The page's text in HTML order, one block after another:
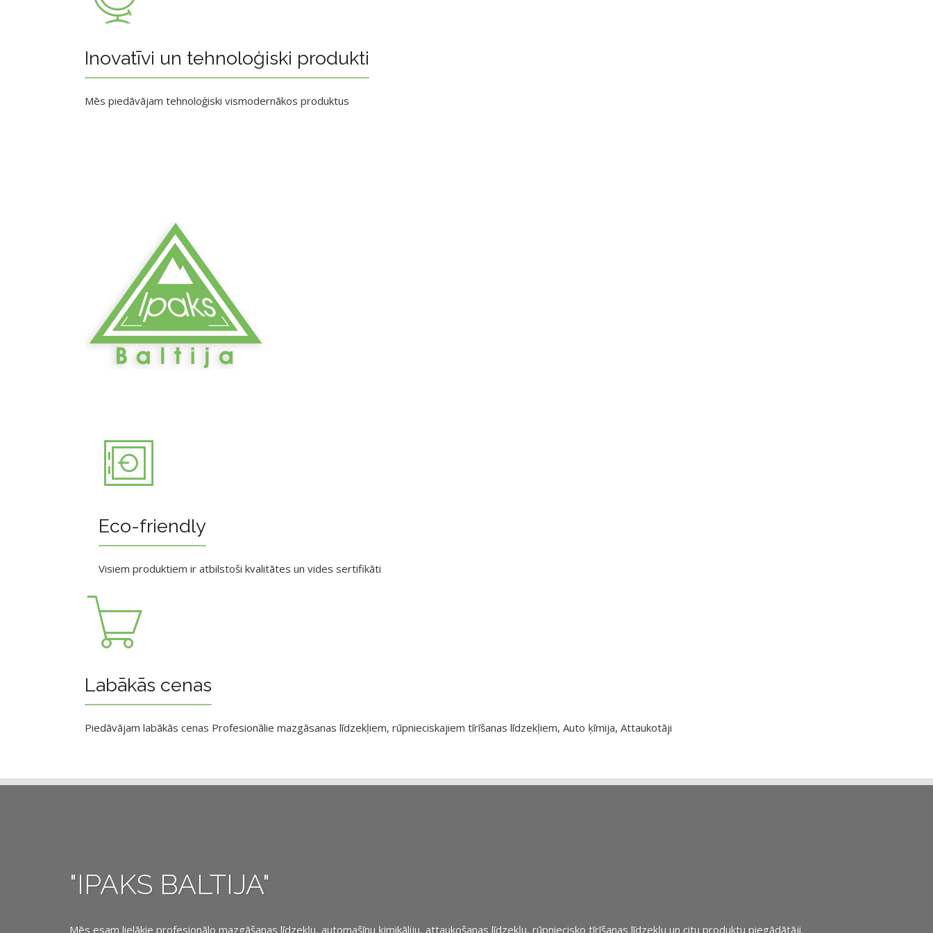
Inovatīvi un tehnoloģiski produkti
Mēs piedāvājam tehnoloģiski vismodernākos produktus
Eco-friendly
Visiem produktiem ir atbilstoši kvalitātes un vides sertifikāti
Labākās cenas
Piedāvājam labākās cenas Profesionālie mazgāsanas līdzekļiem, rūpnieciskajiem tīrīšanas līdzekļiem, Auto ķīmija, Attaukotāji
"IPAKS BALTIJA"
Mēs esam lielākie profesionālo mazgāšanas līdzekļu, automašīnu ķimikāliju, attaukošanas līdzekļu, rūpniecisko tīrīšanas līdzekļu un citu produktu piegādātāji.